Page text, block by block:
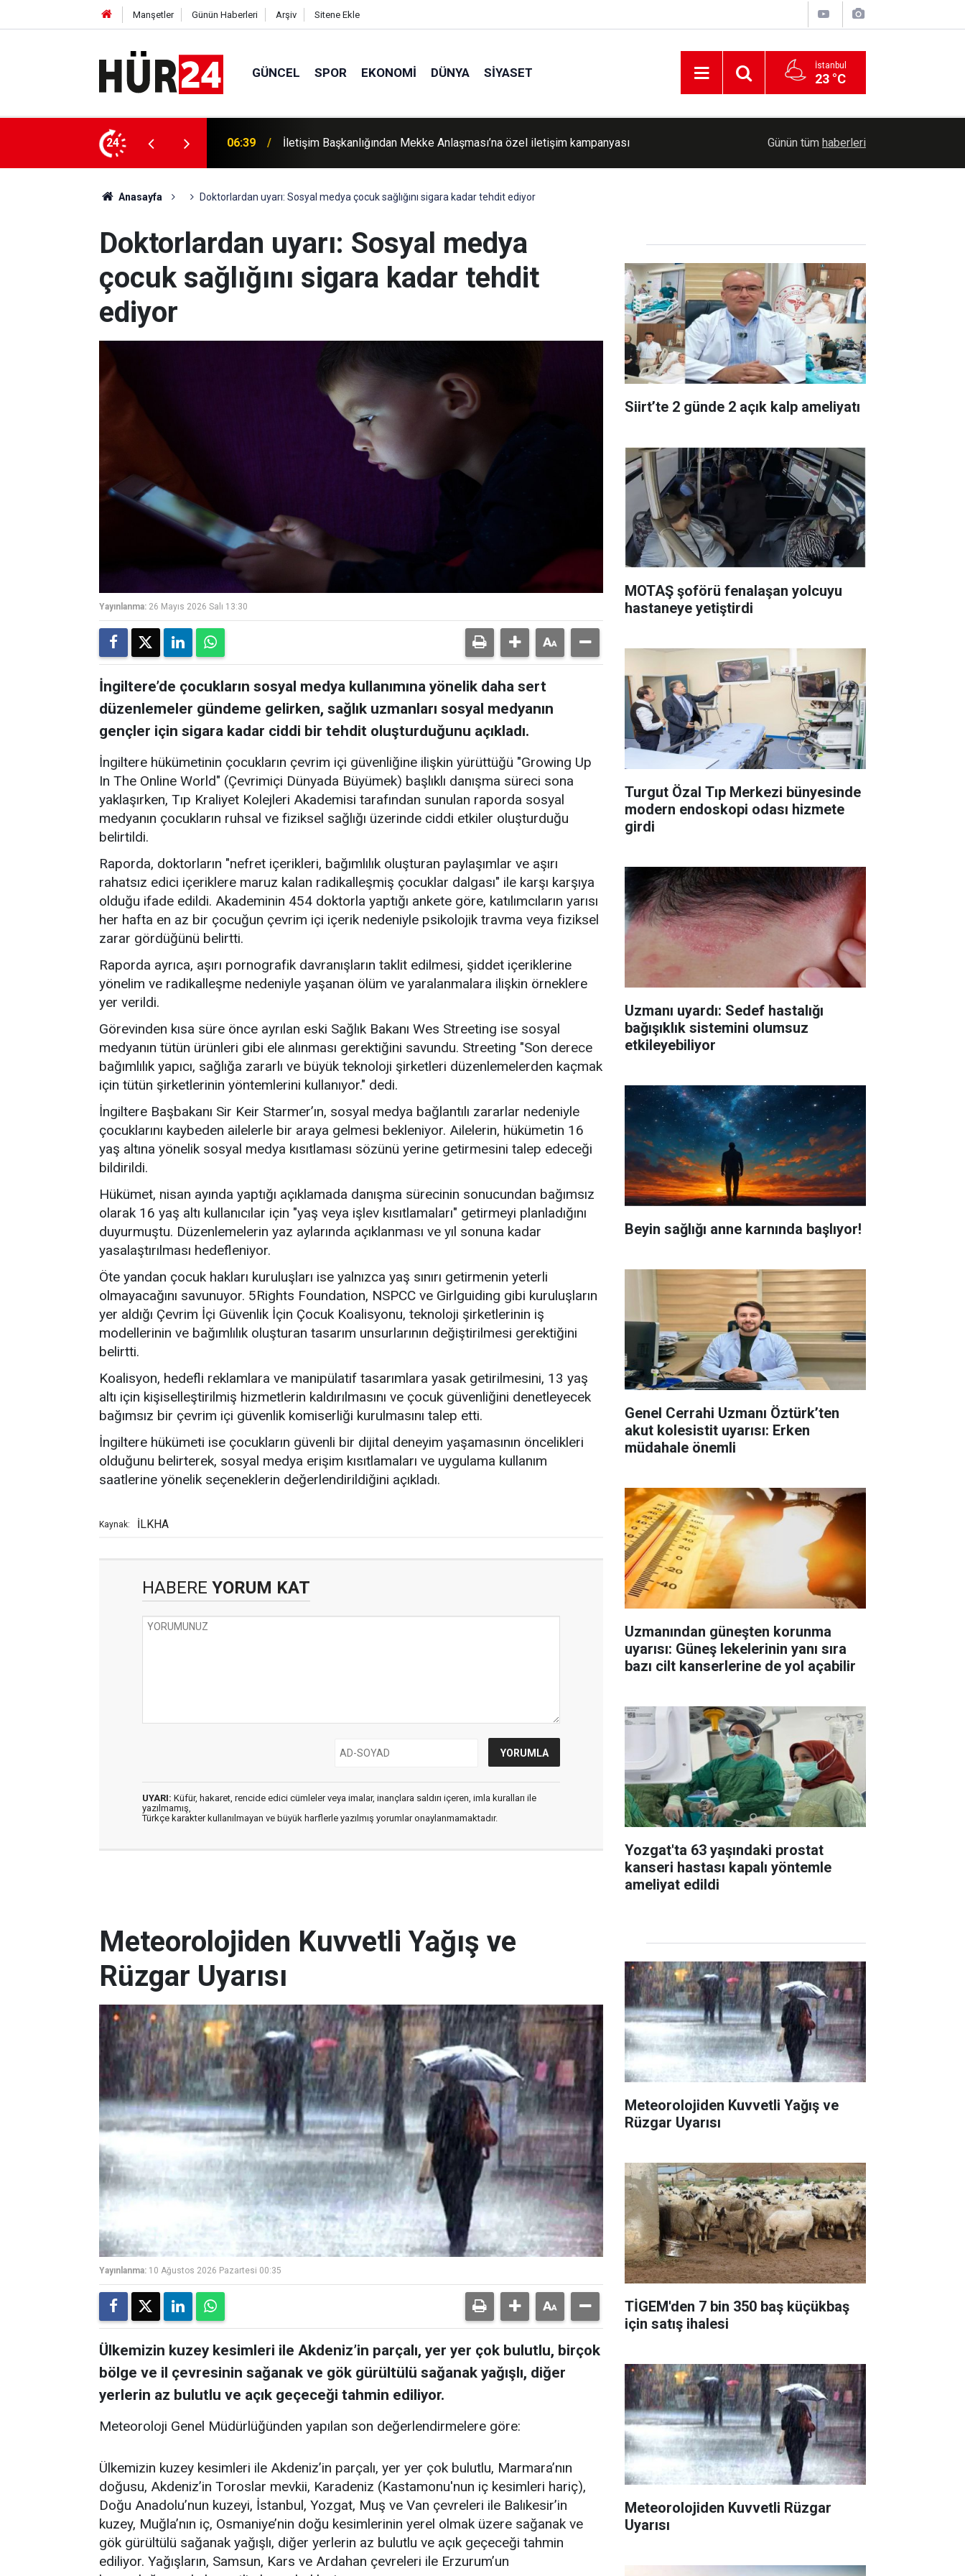
Manşetler Günün Haberleri Arşiv Sitene Ekle
GÜNCEL SPOR EKONOMI DÜNYA SIYASET İstanbul
23 °C
24
özel iletişim kampanyası 06:19
Dünya Müslüman Alimler Birliği: Mekke Ortak Savunma Anlaşması'na diğer
Müslüman ülkeler de katılmalı
yardımlardan çok daha ağırdır"
Günün tüm haberleri
Anasayfa Doktorlardan uyarı: Sosyal medya çocuk sağlığını sigara kadar tehdit ediyor
Doktorlardan uyarı: Sosyal medya
çocuk sağlığını sigara kadar tehdit
ediyor
Yayınlanma: 26 Mayıs 2026 Salı 13:30
İngiltere’de çocukların sosyal medya kullanımına yönelik daha sert
düzenlemeler gündeme gelirken, sağlık uzmanları sosyal medyanın
gençler için sigara kadar ciddi bir tehdit oluşturduğunu açıkladı.
İngiltere hükümetinin çocukların çevrim içi güvenliğine ilişkin yürüttüğü "Growing Up
In The Online World" (Çevrimiçi Dünyada Büyümek) başlıklı danışma süreci sona
yaklaşırken, Tıp Kraliyet Kolejleri Akademisi tarafından sunulan raporda sosyal
medyanın çocukların ruhsal ve fiziksel sağlığı üzerinde ciddi etkiler oluşturduğu
belirtildi.
Raporda, doktorların "nefret içerikleri, bağımlılık oluşturan paylaşımlar ve aşırı
rahatsız edici içeriklere maruz kalan radikalleşmiş çocuklar dalgası" ile karşı karşıya
olduğu ifade edildi. Akademinin 454 doktorla yaptığı ankete göre, katılımcıların yarısı
her hafta en az bir çocuğun çevrim içi içerik nedeniyle psikolojik travma veya fiziksel
zarar gördüğünü belirtti.
Raporda ayrıca, aşırı pornografik davranışların taklit edilmesi, şiddet içeriklerine
yönelim ve radikalleşme nedeniyle yaşanan ölüm ve yaralanmalara ilişkin örneklere
yer verildi.
Görevinden kısa süre önce ayrılan eski Sağlık Bakanı Wes Streeting ise sosyal
medyanın tütün ürünleri gibi ele alınması gerektiğini savundu. Streeting "Son derece
bağımlılık yapıcı, sağlığa zararlı ve büyük teknoloji şirketleri düzenlemelerden kaçmak
için tütün şirketlerinin yöntemlerini kullanıyor." dedi.
İngiltere Başbakanı Sir Keir Starmer’ın, sosyal medya bağlantılı zararlar nedeniyle
çocuklarını kaybeden ailelerle bir araya gelmesi bekleniyor. Ailelerin, hükümetin 16
yaş altına yönelik sosyal medya kısıtlaması sözünü yerine getirmesini talep edeceği
bildirildi.
Hükümet, nisan ayında yaptığı açıklamada danışma sürecinin sonucundan bağımsız
olarak 16 yaş altı kullanıcılar için "yaş veya işlev kısıtlamaları" getirmeyi planladığını
duyurmuştu. Düzenlemelerin yaz aylarında açıklanması ve yıl sonuna kadar
yasalaştırılması hedefleniyor.
Öte yandan çocuk hakları kuruluşları ise yalnızca yaş sınırı getirmenin yeterli
olmayacağını savunuyor. 5Rights Foundation, NSPCC ve Girlguiding gibi kuruluşların
yer aldığı Çevrim İçi Güvenlik İçin Çocuk Koalisyonu, teknoloji şirketlerinin iş
modellerinin ve bağımlılık oluşturan tasarım unsurlarının değiştirilmesi gerektiğini
belirtti.
Koalisyon, hedefli reklamlara ve manipülatif tasarımlara yasak getirilmesini, 13 yaş
altı için kişiselleştirilmiş hizmetlerin kaldırılmasını ve çocuk güvenliğini denetleyecek
bağımsız bir çevrim içi güvenlik komiserliği kurulmasını talep etti.
İngiltere hükümeti ise çocukların güvenli bir dijital deneyim yaşamasının öncelikleri
olduğunu belirterek, sosyal medya erişim kısıtlamaları ve uygulama kullanım
saatlerine yönelik seçeneklerin değerlendirildiğini açıkladı.
Kaynak: İLKHA
HABERE YORUM KAT
UYARI: Küfür, hakaret, rencide edici cümleler veya imalar, inançlara saldırı içeren, imla kuralları ile
yazılmamış,
Türkçe karakter kullanılmayan ve büyük harflerle yazılmış yorumlar onaylanmamaktadır.
Siirt’te 2 günde 2 açık kalp ameliyatı
MOTAŞ şoförü fenalaşan yolcuyu
hastaneye yetiştirdi
Turgut Özal Tıp Merkezi bünyesinde
modern endoskopi odası hizmete
girdi
Uzmanı uyardı: Sedef hastalığı
bağışıklık sistemini olumsuz
etkileyebiliyor
Beyin sağlığı anne karnında başlıyor!
Genel Cerrahi Uzmanı Öztürk’ten
akut kolesistit uyarısı: Erken
müdahale önemli
Uzmanından güneşten korunma
uyarısı: Güneş lekelerinin yanı sıra
bazı cilt kanserlerine de yol açabilir
Yozgat'ta 63 yaşındaki prostat
kanseri hastası kapalı yöntemle
ameliyat edildi
Meteorolojiden Kuvvetli Yağış ve
Rüzgar Uyarısı
Yayınlanma: 10 Ağustos 2026 Pazartesi 00:35
Ülkemizin kuzey kesimleri ile Akdeniz’in parçalı, yer yer çok bulutlu, birçok
bölge ve il çevresinin sağanak ve gök gürültülü sağanak yağışlı, diğer
yerlerin az bulutlu ve açık geçeceği tahmin ediliyor.
Meteoroloji Genel Müdürlüğünden yapılan son değerlendirmelere göre:
Ülkemizin kuzey kesimleri ile Akdeniz’in parçalı, yer yer çok bulutlu, Marmara’nın
doğusu, Akdeniz’in Toroslar mevkii, Karadeniz (Kastamonu'nun iç kesimleri hariç),
Doğu Anadolu’nun kuzeyi, İstanbul, Yozgat, Muş ve Van çevreleri ile Balıkesir’in
kuzey, Muğla’nın iç, Osmaniye’nin doğu kesimlerinin yerel olmak üzere sağanak ve
gök gürültülü sağanak yağışlı, diğer yerlerin az bulutlu ve açık geçeceği tahmin
ediliyor. Yağışların, Samsun, Kars ve Ardahan çevreleri ile Erzurum’un
Meteorolojiden Kuvvetli Yağış ve
Rüzgar Uyarısı
TİGEM'den 7 bin 350 baş küçükbaş
için satış ihalesi
Meteorolojiden Kuvvetli Rüzgar
Uyarısı